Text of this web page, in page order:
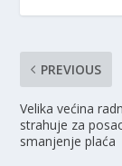
PREVIOUS
Velika većina
strahuje za
smanjenje plaća